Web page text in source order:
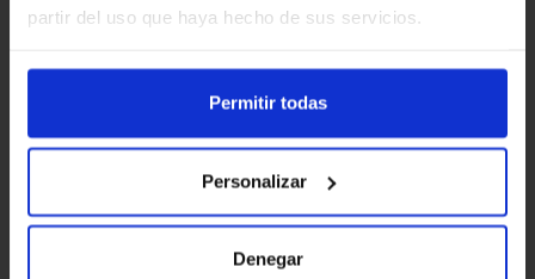
partir del uso que haya hecho de sus servicios.
Permitir todas
Personalizar
Denegar